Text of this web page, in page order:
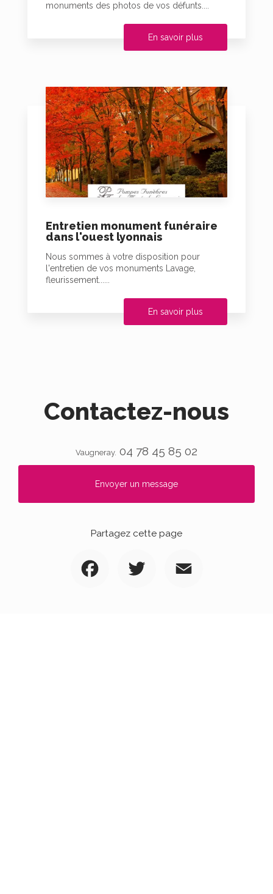
monuments des photos de vos défunts....
En savoir plus
Entretien monument funéraire
dans l'ouest lyonnais
Nous sommes à votre disposition pour
l'entretien de vos monuments Lavage,
fleurissement......
En savoir plus
Contactez-nous
Vaugneray. 04 78 45 85 02
Envoyer un message
Partagez cette page